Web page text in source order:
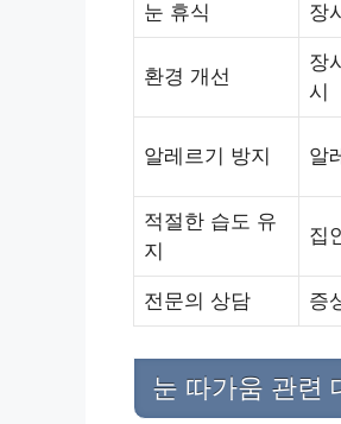
눈 휴식 장
환경 개선
장
시
알레르기 방지 알
적절한 습도 유
지
집
전문의 상담 증
눈 따가움 관련